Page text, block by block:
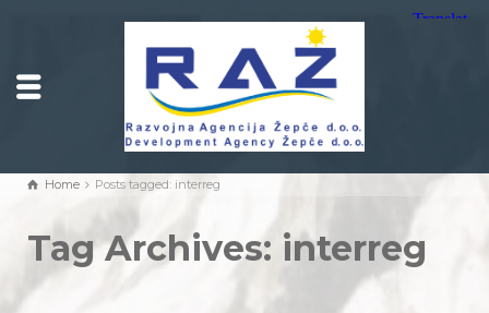
Home Posts tagged: interreg
Tag Archives: interreg